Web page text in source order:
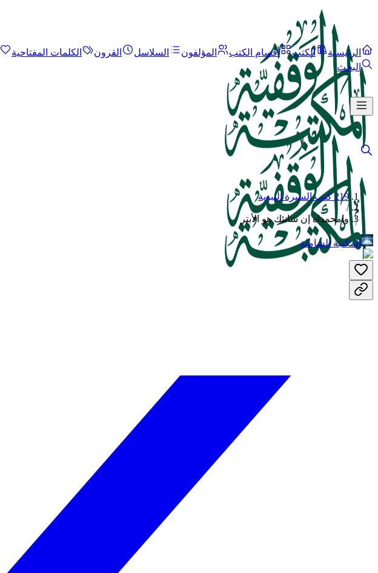
الرئيسية الكتب أقسام الكتب المؤلفون السلاسل القرون الكلمات المفتاحية
البحث
219 كتب السيرة النبوية
/
وامحمداه إن شانئك هو الأبتر
المكتبة الشاملة